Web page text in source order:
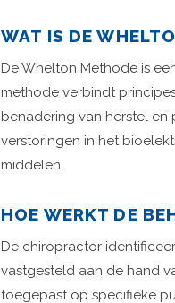
WAT IS DE
De Whelton Methode is
methode verbindt
benadering van herstel
verstoringen in het
middelen.
HOE WERKT DE
De chiropractor
vastgesteld aan de hand
toegepast op specifieke